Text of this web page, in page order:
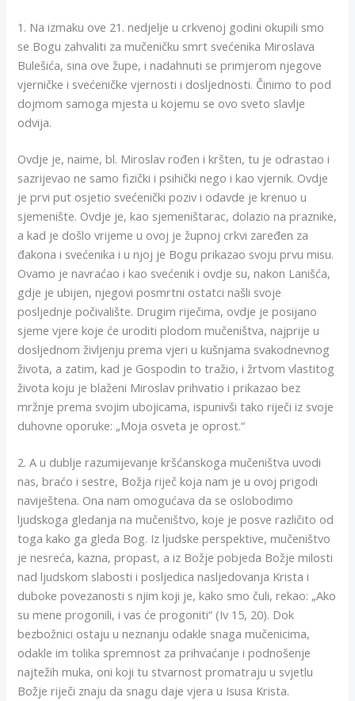
1. Na izmaku ove 21. nedjelje u crkvenoj godini okupili smo
se Bogu zahvaliti za mučeničku smrt svećenika Miroslava
Bulešića, sina ove župe, i nadahnuti se primjerom njegove
vjerničke i svećeničke vjernosti i dosljednosti. Činimo to pod
dojmom samoga mjesta u kojemu se ovo sveto slavlje
odvija.
Ovdje je, naime, bl. Miroslav rođen i kršten, tu je odrastao i
sazrijevao ne samo fizički i psihički nego i kao vjernik. Ovdje
je prvi put osjetio svećenički poziv i odavde je krenuo u
sjemenište. Ovdje je, kao sjemeništarac, dolazio na praznike,
a kad je došlo vrijeme u ovoj je župnoj crkvi zaređen za
đakona i svećenika i u njoj je Bogu prikazao svoju prvu misu.
Ovamo je navraćao i kao svećenik i ovdje su, nakon Lanišća,
gdje je ubijen, njegovi posmrtni ostatci našli svoje
posljednje počivalište. Drugim riječima, ovdje je posijano
sjeme vjere koje će uroditi plodom mučeništva, najprije u
dosljednom življenju prema vjeri u kušnjama svakodnevnog
života, a zatim, kad je Gospodin to tražio, i žrtvom vlastitog
života koju je blaženi Miroslav prihvatio i prikazao bez
mržnje prema svojim ubojicama, ispunivši tako riječi iz svoje
duhovne oporuke: „Moja osveta je oprost.“
2. A u dublje razumijevanje kršćanskoga mučeništva uvodi
nas, braćo i sestre, Božja riječ koja nam je u ovoj prigodi
naviještena. Ona nam omogućava da se oslobodimo
ljudskoga gledanja na mučeništvo, koje je posve različito od
toga kako ga gleda Bog. Iz ljudske perspektive, mučeništvo
je nesreća, kazna, propast, a iz Božje pobjeda Božje milosti
nad ljudskom slabosti i posljedica nasljedovanja Krista i
duboke povezanosti s njim koji je, kako smo čuli, rekao: „Ako
su mene progonili, i vas će progoniti“ (Iv 15, 20). Dok
bezbožnici ostaju u neznanju odakle snaga mučenicima,
odakle im tolika spremnost za prihvaćanje i podnošenje
najtežih muka, oni koji tu stvarnost promatraju u svjetlu
Božje riječi znaju da snagu daje vjera u Isusa Krista.